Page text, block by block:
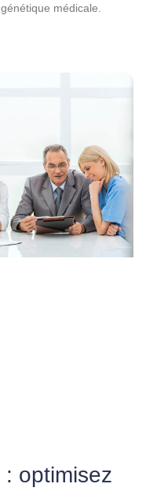
médicale.
optimisez